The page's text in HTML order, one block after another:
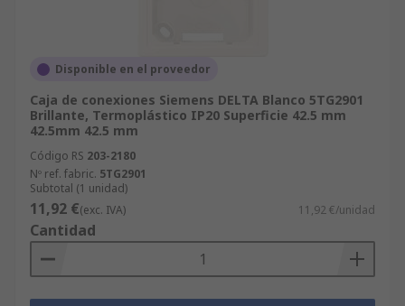
Disponible en el proveedor
Caja de conexiones Siemens DELTA Blanco 5TG2901
Brillante, Termoplástico IP20 Superficie 42.5 mm
42.5mm 42.5 mm
Código RS 203-2180
Nº ref. fabric. 5TG2901
Subtotal (1 unidad)
11,92 €(exc. IVA) 11,92 €/unidad
Cantidad